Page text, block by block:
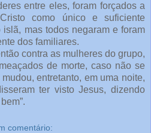
entre eles, foram forçados a
como único e suficiente
islã, mas todos negaram e foram
dos familiares.
contra as mulheres do grupo,
de morte, caso não se
entretanto, em uma noite,
ter visto Jesus, dizendo
comentário: